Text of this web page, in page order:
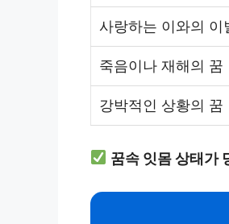
사랑하는 이와의 이
죽음이나 재해의 꿈
강박적인 상황의 꿈
꿈속 잇몸 상태가